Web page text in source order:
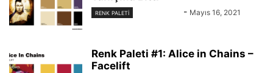
RENK PALETİ - Mayıs 16, 2021
Renk Paleti #1: Alice in Chains –
Facelift